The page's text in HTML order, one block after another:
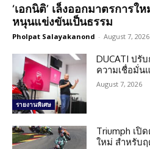
‘เอกนิติ’ เล็งออกมาตรการ
หนุนแข่งขันเป็นธรรม
Pholpat Salayakanond - August 7, 2026
รายงานพิเศษ
DUCATI ปรั
ความเชื่อมั่น
August 7, 2026
Triumph เปิ
ใหม่ สำหรับฤ